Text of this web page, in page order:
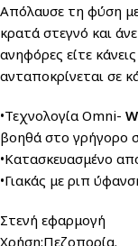
Απόλαυσε τη φύση
κρατά στεγνό και
ανηφόρες είτε
ανταποκρίνεται σε
•Τεχνολογία Omni-
βοηθά στο γρήγορο
•Κατασκευασμένο
•Γιακάς με ριπ
Στενή εφαρμογή